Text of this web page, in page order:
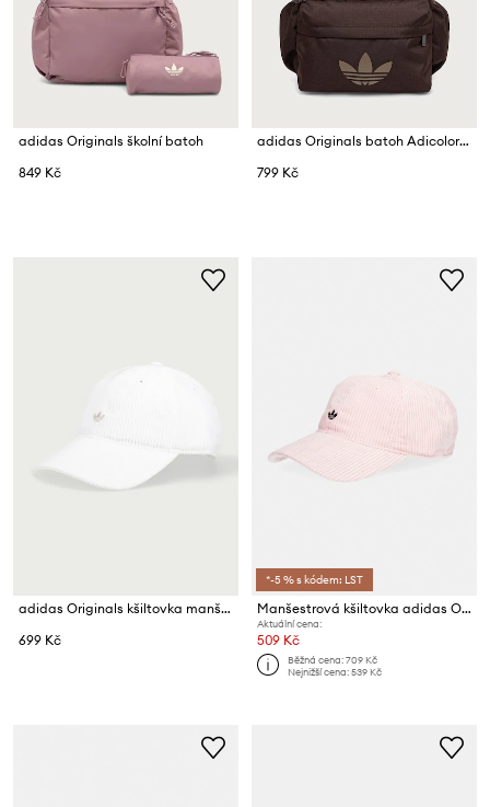
adidas Originals školní batoh
849 Kč
adidas Originals batoh Adicolor Classic
799 Kč
adidas Originals kšiltovka manšestrová Corduroy Baseball Cap
699 Kč
*-5 % s kódem: LST
Manšestrová kšiltovka adidas Originals
Aktuální cena:
509 Kč
Běžná cena:709 Kč
Nejnižší cena:539 Kč